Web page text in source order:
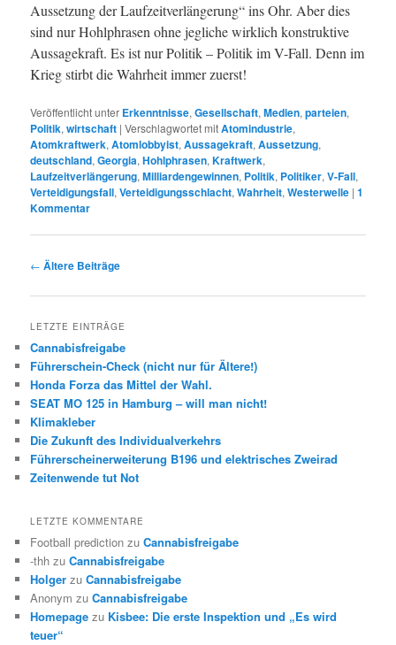
Aussetzung der Laufzeitverlängerung“ ins Ohr. Aber dies
sind nur Hohlphrasen ohne jegliche wirklich konstruktive
Aussagekraft. Es ist nur Politik – Politik im V-Fall. Denn im
Krieg stirbt die Wahrheit immer zuerst!
Veröffentlicht unter Erkenntnisse,Gesellschaft,Medien,parteien,
Politik,wirtschaft |Verschlagwortet mitAtomindustrie,
Atomkraftwerk,Atomlobbyist,Aussagekraft,Aussetzung,
deutschland,Georgia,Hohlphrasen,Kraftwerk,
Laufzeitverlängerung,Milliardengewinnen, Politik, Politiker,V-Fall,
Verteidigungsfall,Verteidigungsschlacht,Wahrheit,Westerwelle |1
Kommentar
Beitrags-
← Ältere Beiträge
LETZTE EINTRÄGE
Cannabisfreigabe
Führerschein-Check (nicht nur für Ältere!)
Honda Forza das Mittel der Wahl.
SEAT MO 125 in Hamburg – will man nicht!
Klimakleber
Die Zukunft des Individualverkehrs
Führerscheinerweiterung B196 und elektrisches Zweirad
Zeitenwende tut Not
LETZTE KOMMENTARE
Football prediction zuCannabisfreigabe
-thh zuCannabisfreigabe
Holger zuCannabisfreigabe
Anonym zuCannabisfreigabe
Homepage zu Kisbee: Die erste Inspektion und „Es wird
teuer“